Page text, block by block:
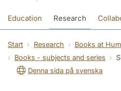
Education Research
Start Research
Books at
Books - subjects and series
Denna sida på svenska